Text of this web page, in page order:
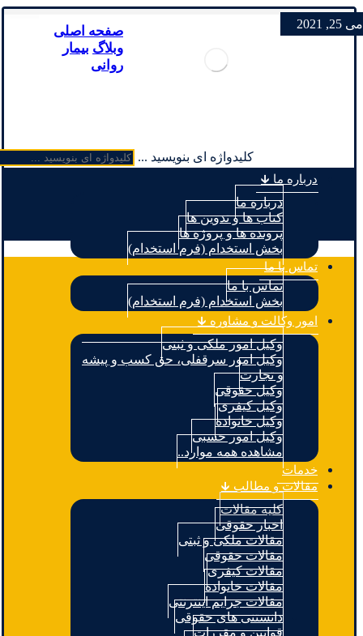
کلیدواژه ای بنویسید ...
درباره ما 🡳
درباره ما
کتاب ها و تدوین ها
پرونده ها و پروژه ها
بخش استخدام (فرم استخدام)
تماس با ما
تماس با ما
بخش استخدام (فرم استخدام)
امور وکالت و مشاوره 🡳
وکیل امور ملکی و ثبتی
وکیل امور سرقفلی، حق کسب و پیشه
و تجارت
وکیل حقوقی
وکیل کیفری
وکیل خانواده
وکیل امور حسبی
مشاهده همه موارد..
خدمات
مقالات و مطالب 🡳
کلیه مقالات
اخبار حقوقی
مقالات ملکی و ثبتی
مقالات حقوقی
مقالات کیفری
مقالات خانواده
مقالات جرایم اینترنتی
دانستنی های حقوقی
قوانین و مقررات
صفحه اصلی
وبلاگ بیمار
روانی
می 25, 2021